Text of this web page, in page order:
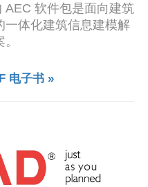
软件包是面向建筑
一体化建筑信息建模解
电子书 »